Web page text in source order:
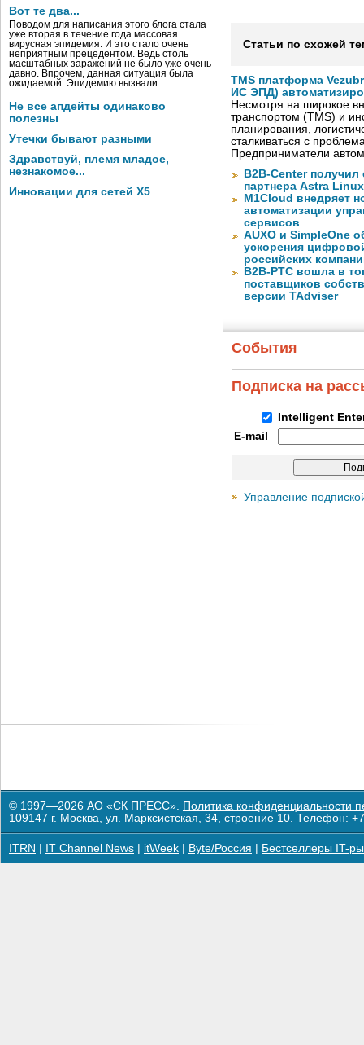
Вот те два...
Поводом для написания этого блога стала
уже вторая в течение года массовая
вирусная эпидемия. И это стало очень
неприятным прецедентом. Ведь столь
масштабных заражений не было уже очень
давно. Впрочем, данная ситуация была
ожидаемой. Эпидемию вызвали …
Не все апдейты одинаково
полезны
Утечки бывают разными
Здравствуй, племя младое,
незнакомое...
Инновации для сетей X5
Статьи по схожей
TMS платформа
ИС ЭПД)
Несмотря на широкое
транспортом (TMS) и
планирования,
сталкиваться с
Предприниматели
B2B-Center получил
партнера Astra Linux
M1Cloud внедряет
автоматизации
сервисов
AUXO и SimpleOne
ускорения
российских
B2B-РТС вошла в
поставщиков
версии TAdviser
События
Подписка на
Intelligent
E-mail
Управление
© 1997—2026 АО «СК ПРЕСС». Политика конфиденциальности
109147 г. Москва, ул. Марксистская, 34, строение 10. Телефон:
ITRN IT Channel News itWeek Byte/Россия Бестселлеры IT-